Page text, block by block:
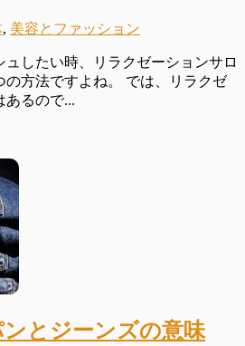
, 美容とファッション
したい時、リラクゼーションサロ
の方法ですよね。 では、リラクゼ
あるので...
とジーンズの意味